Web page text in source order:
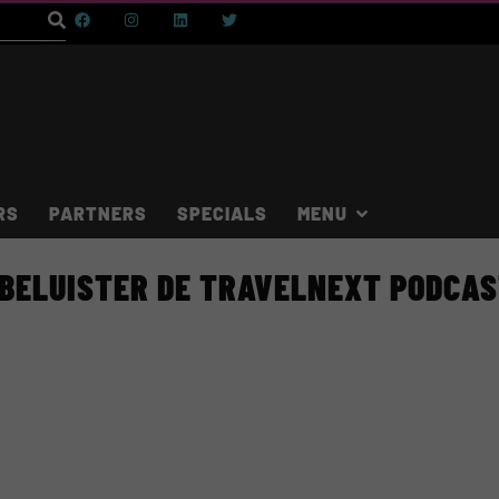
PARTNERS SPECIALS
DE TRAVELNEXT